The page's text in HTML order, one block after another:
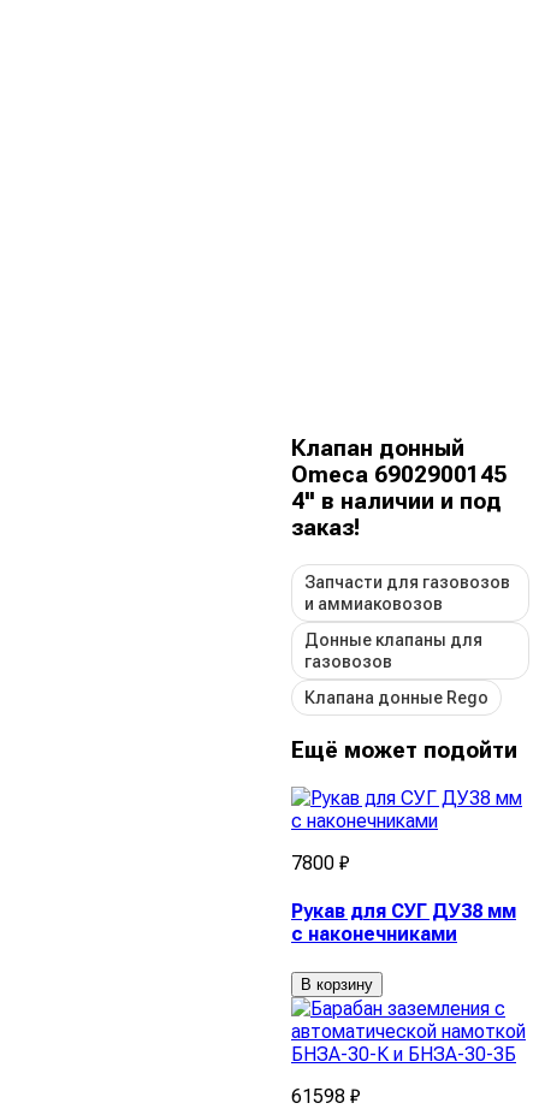
Клапан донный
Omeca 6902900145
4" в наличии и под
заказ!
Запчасти для газовозов
и аммиаковозов
Донные клапаны для
газовозов
Клапана донные Rego
Ещё может подойти
7800 ₽
Рукав для СУГ ДУ38 мм
с наконечниками
В корзину
61598 ₽